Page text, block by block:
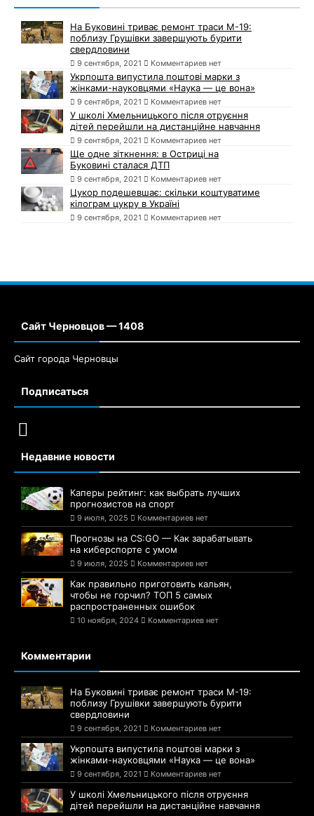
На Буковині триває ремонт траси М-19:
поблизу Грушівки завершують бурити
свердловини
9 сентября, 2021 Комментариев нет
Укрпошта випустила поштові марки з
жінками-науковцями «Наука — це вона»
9 сентября, 2021 Комментариев нет
У школі Хмельницького після отруєння
дітей перейшли на дистанційне навчання
9 сентября, 2021 Комментариев нет
Ще одне зіткнення: в Остриці на
Буковині сталася ДТП
9 сентября, 2021 Комментариев нет
Цукор подешевшає: скільки коштуватиме
кілограм цукру в Україні
9 сентября, 2021 Комментариев нет
Сайт Черновцов — 1408
Сайт города Черновцы
Подписаться
Недавние новости
Каперы рейтинг: как выбрать лучших
прогнозистов на спорт
9 июля, 2025 Комментариев нет
Прогнозы на CS:GO — Как зарабатывать
на киберспорте с умом
9 июля, 2025 Комментариев нет
Как правильно приготовить кальян,
чтобы не горчил? ТОП 5 самых
распространенных ошибок
10 ноября, 2024 Комментариев нет
Комментарии
На Буковині триває ремонт траси М-19:
поблизу Грушівки завершують бурити
свердловини
9 сентября, 2021 Комментариев нет
Укрпошта випустила поштові марки з
жінками-науковцями «Наука — це вона»
9 сентября, 2021 Комментариев нет
У школі Хмельницького після отруєння
дітей перейшли на дистанційне навчання